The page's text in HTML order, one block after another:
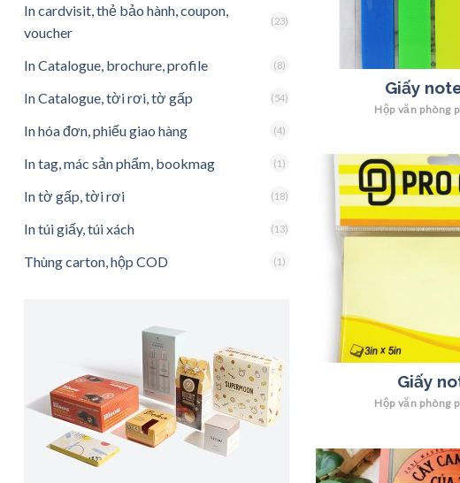
In cardvisit, thẻ bảo hành, coupon,
voucher
(23)
In Catalogue, brochure, profile (8)
In Catalogue, tời rơi, tờ gấp (54)
In hóa đơn, phiếu giao hàng (4)
In tag, mác sản phẩm, bookmag (1)
In tờ gấp, tời rơi (18)
In túi giấy, túi xách (13)
Thùng carton, hộp COD (1)
Hộp văn phòng
Giấy
Hộp văn phòng
Giấy